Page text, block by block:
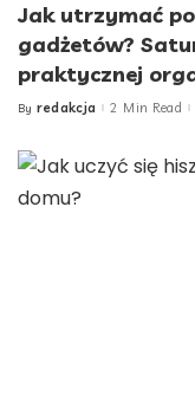
Jak utrzymać
gadżetów?
praktycznej
Posted
By redakcja 2 Min Read